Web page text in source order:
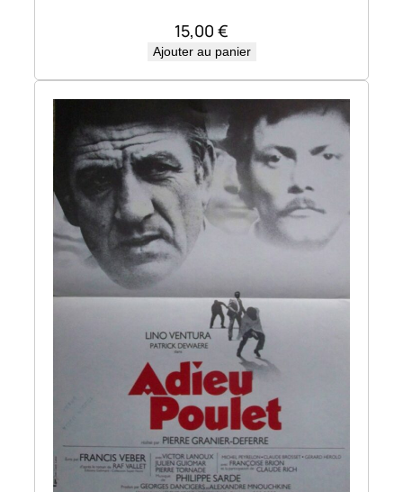
15,00 €
Ajouter au panier